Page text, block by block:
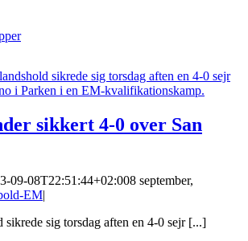
sikkert 4-0 over San
09-08T22:51:44+02:008 september,
EM|
sikrede sig torsdag aften en 4-0 sejr [...]